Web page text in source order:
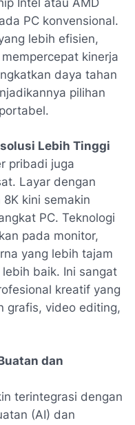
Intel atau AMD
PC konvensional.
lebih efisien,
kinerja
daya tahan
pilihan
Lebih Tinggi
pribadi juga
Layar dengan
kini semakin
PC. Teknologi
pada monitor,
yang lebih tajam
baik. Ini sangat
kreatif yang
grafis, video editing,
dan
terintegrasi dengan
(AI) dan